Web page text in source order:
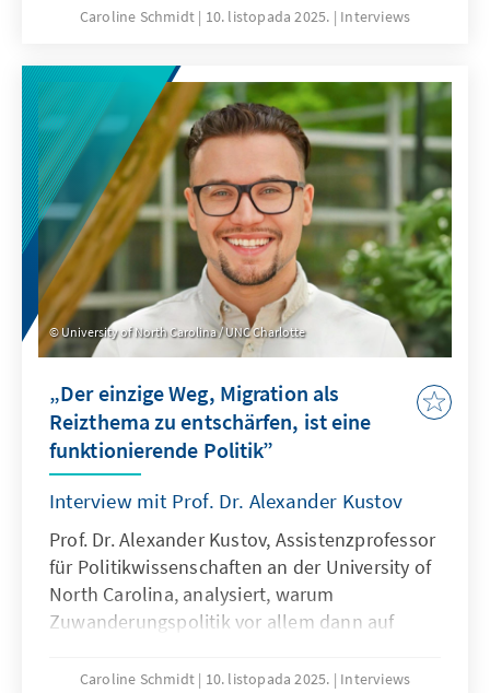
Umgang mit populistischen Kräften.
Caroline Schmidt 10. listopada 2025. Interviews
University of North Carolina / UNC Charlotte
„Der einzige Weg, Migration als
Reizthema zu entschärfen, ist eine
funktionierende Politik”
Interview mit Prof. Dr. Alexander Kustov
Prof. Dr. Alexander Kustov, Assistenzprofessor
für Politikwissenschaften an der University of
North Carolina, analysiert, warum
Zuwanderungspolitik vor allem dann auf
stärkt und die Anliegen der Bürger ernst
Caroline Schmidt 10. listopada 2025. Interviews